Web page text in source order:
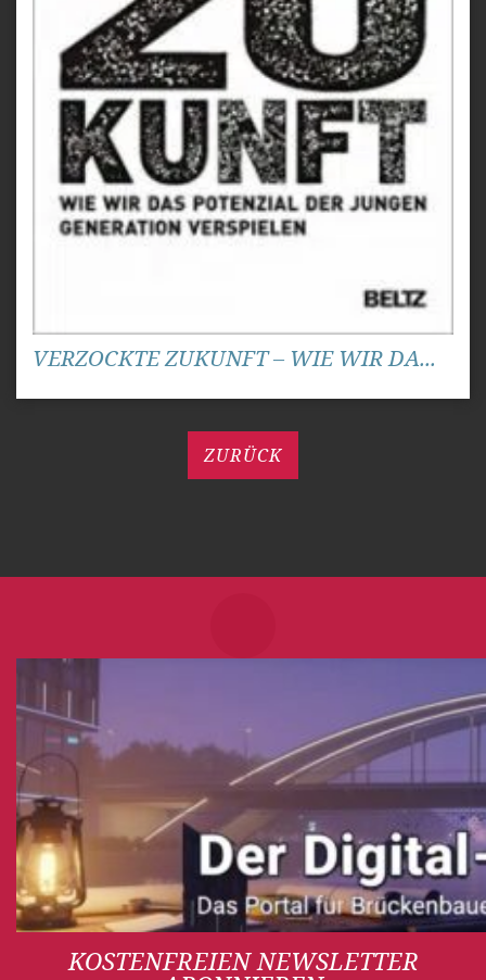
VERZOCKTE ZUKUNFT – WIE WIR DA...
ZURÜCK
KOSTENFREIEN NEWSLETTER